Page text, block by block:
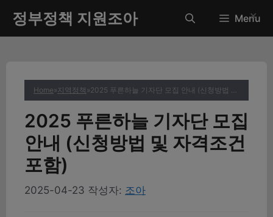
츠
정부정책 지원조아 Menu
Home»지역정책 » 2025 푸른하늘 기자단 모집 안내 (신청방법 및 자격조건 포함)
2025 푸른하늘 기자단 모집
안내 (신청방법 및 자격조건
포함)
2025-04-23 작성자: 조아
✕